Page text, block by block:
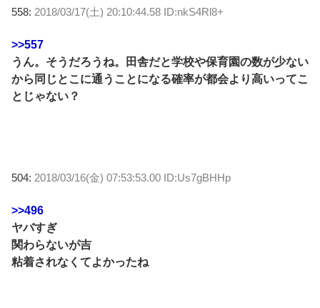
558: 2018/03/17(土) 20:10:44.58 ID:nkS4Rl8+
>>557
うん。そうだろうね。田舎だと学校や保育園の数が少ない
から同じとこに通うことになる確率が都会より高いってこ
とじゃない？
504: 2018/03/16(金) 07:53:53.00 ID:Us7gBHHp
>>496
ヤバすぎ
関わらないが吉
粘着されなくてよかったね